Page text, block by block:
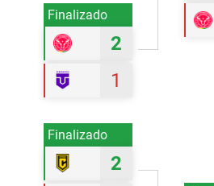
Finalizado
2
1
Finalizado
2